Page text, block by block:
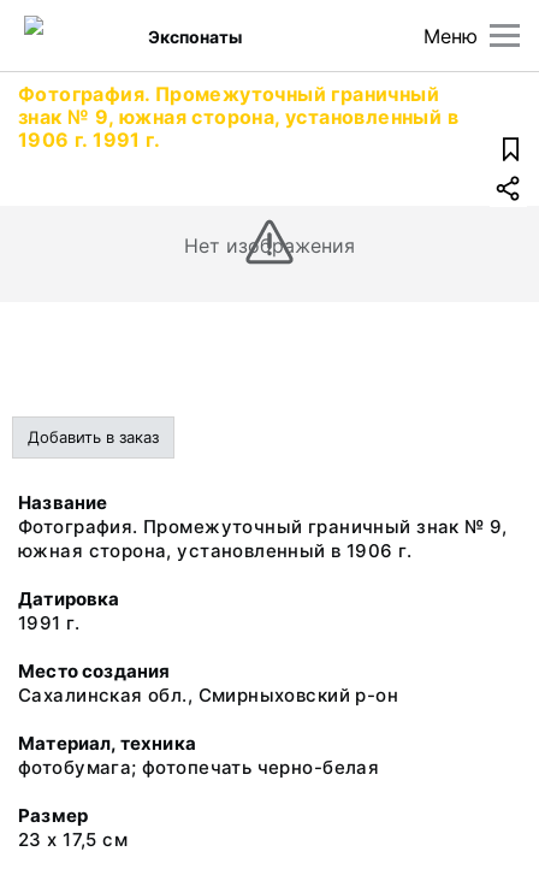
Меню
Экспонаты
Фотография. Промежуточный граничный
знак № 9, южная сторона, установленный в
1906 г. 1991 г.
Нет изображения
Добавить в заказ
Название
Фотография. Промежуточный граничный знак № 9,
южная сторона, установленный в 1906 г.
Датировка
1991 г.
Место создания
Сахалинская обл., Смирныховский р-он
Материал, техника
фотобумага; фотопечать черно-белая
Размер
23 х 17,5 см